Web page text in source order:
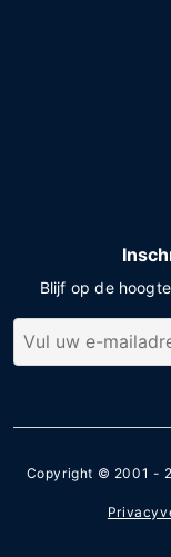
Blijf op de
Copyright © 2001 -